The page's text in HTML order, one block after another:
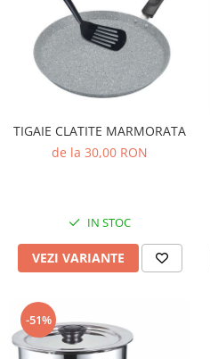
TIGAIE CLATITE MARMORATA
de la 30,00 RON
IN STOC
VEZI VARIANTE
-51%